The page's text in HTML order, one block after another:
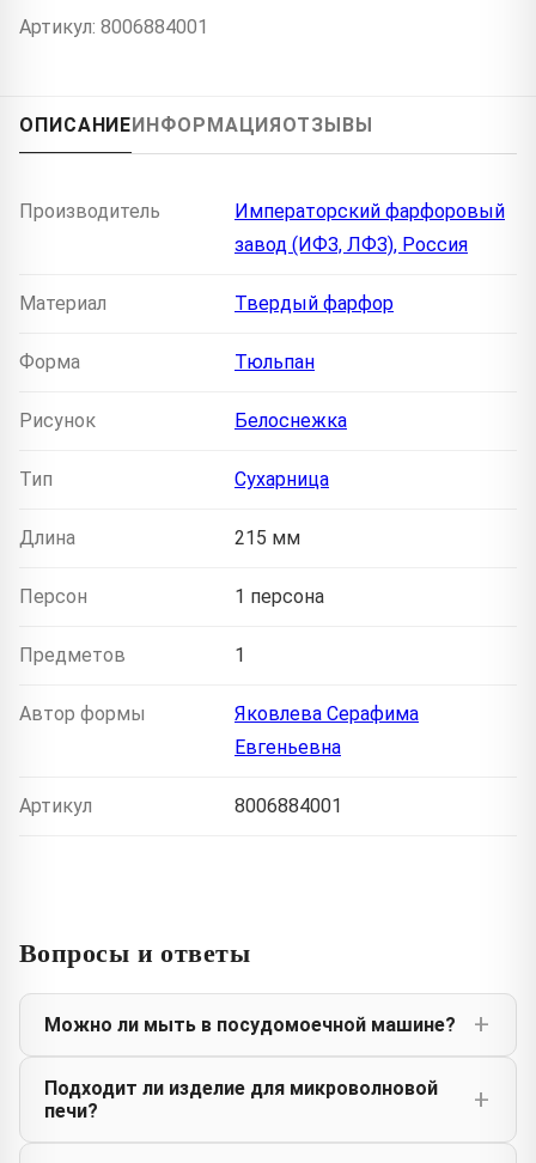
Артикул: 8006884001
ОПИСАНИЕИНФОРМАЦИЯОТЗЫВЫ
Производитель
Императорский фарфоровый
завод (ИФЗ, ЛФЗ), Россия
Материал Твердый фарфор
Форма Тюльпан
Рисунок Белоснежка
Тип Сухарница
Длина 215 мм
Персон 1 персона
Предметов 1
Автор формы
Яковлева Серафима
Евгеньевна
Артикул 8006884001
Вопросы и ответы
Можно ли мыть в посудомоечной машине?
Подходит ли изделие для микроволновой
печи?